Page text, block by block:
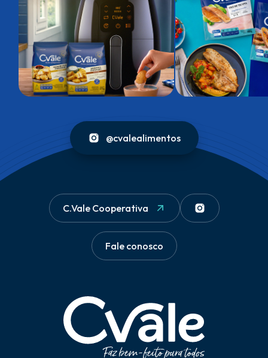
@cvalealimentos
C.Vale Cooperativa
Fale conosco